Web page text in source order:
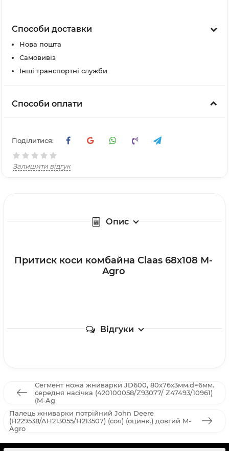
Способи доставки
Нова пошта
Самовивіз
Інші транспортні служби
Способи оплати
Поділитися:
Залишити відгук
Опис
Притиск коси комбайна Claas 68х108 M-
Agro
Відгуки
Сегмент ножа жниварки JD600, 80х76х3мм.d=6мм.
середня насічка (420100058/Z93077/ Z47493/10961)
(M-Ag
Палець жниварки потрійний John Deere
(H229538/AH213055/H213507) (соя) (оцинк.) довгий M-
Agro